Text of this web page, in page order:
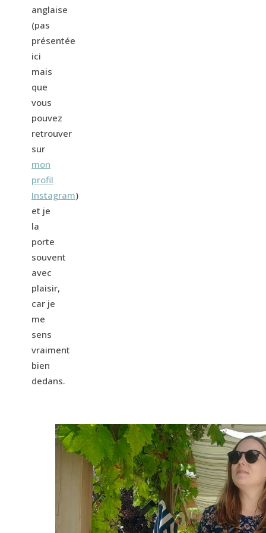
anglaise
(pas
présentée
ici
mais
que
vous
pouvez
retrouver
sur
mon
profil
Instagram)
et je
la
porte
souvent
avec
plaisir,
car je
me
sens
vraiment
bien
dedans.